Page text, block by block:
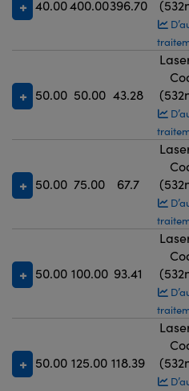
40.00400.00396.70
50.00 50.00 43.28
50.00 75.00 67.7
50.00 100.00 93.41
50.00 125.00 118.39